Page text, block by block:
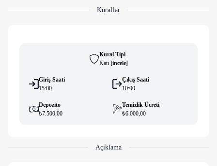
Kurallar
Kural Tipi
Katı [i̇ncele]
Giriş Saati
15:00
Çıkış Saati
10:00
Depozito
₺7.500,00
Temizlik Ücreti
₺6.000,00
Açıklama